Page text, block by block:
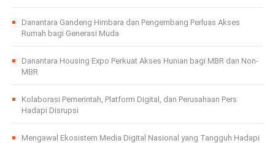
Danantara Gandeng Himbara dan Pengembang Perluas Akses
Rumah bagi Generasi Muda
Danantara Housing Expo Perkuat Akses Hunian bagi MBR dan Non-
MBR
Kolaborasi Pemerintah, Platform Digital, dan Perusahaan Pers
Hadapi Disrupsi
Mengawal Ekosistem Media Digital Nasional yang Tangguh Hadapi